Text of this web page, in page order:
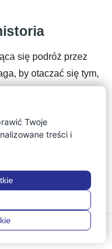
się podróż przez
by otaczać się tym,
być tak
sam. Każda nowa
rozdział w Twojej
jest Twoja radość
z kolorami i
wyczuwać,
już dziś od małej
Twoje
treści i